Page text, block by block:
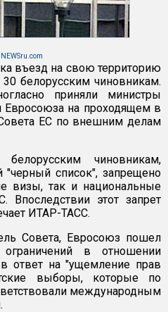
въезд на свою территорию
белорусским чиновникам.
приняли министры
Евросоюза на проходящем в
ЕС по внешним делам
чиновникам,
список", запрещено
визы, так и национальные
этот запрет
ИТАР-ТАСС.
Совета, Евросоюз пошел
в отношении
ответ на "ущемление прав
выборы, которые по
международным